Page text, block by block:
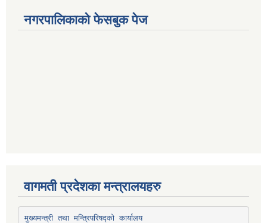
नगरपालिकाको फेसबुक पेज
वागमती प्रदेशका मन्त्रालयहरु
मुख्यमन्त्री तथा मन्त्रिपरिषद्को कार्यालय